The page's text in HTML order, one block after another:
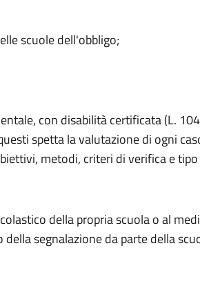
scuole dell'obbligo;
con disabilità certificata (L.
spetta la valutazione di ogni
metodi, criteri di verifica e
della propria scuola o al
segnalazione da parte della